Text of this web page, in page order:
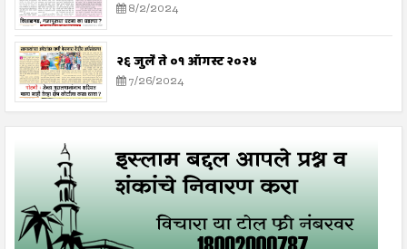
8/2/2024
२६ जुलै ते ०१ ऑगस्ट २०२४
7/26/2024